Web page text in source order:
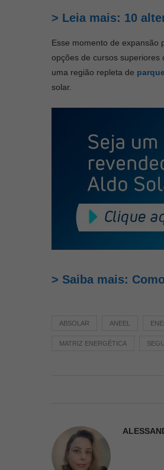
> Leia mais: 10
Esse momento de expansão
opções de cursos superiores
uma região repleta de
solar.
> Saiba mais:
ABSOLAR ANEEL
MATRIZ ENERGÉTICA